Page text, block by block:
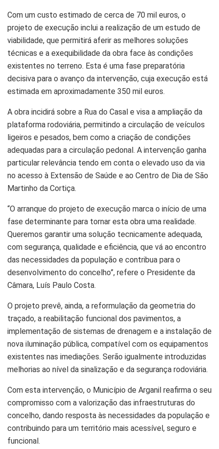
Com um custo estimado de cerca de 70 mil euros, o
projeto de execução inclui a realização de um estudo de
viabilidade, que permitirá aferir as melhores soluções
técnicas e a exequibilidade da obra face às condições
existentes no terreno. Esta é uma fase preparatória
decisiva para o avanço da intervenção, cuja execução está
estimada em aproximadamente 350 mil euros.
A obra incidirá sobre a Rua do Casal e visa a ampliação da
plataforma rodoviária, permitindo a circulação de veículos
ligeiros e pesados, bem como a criação de condições
adequadas para a circulação pedonal. A intervenção ganha
particular relevância tendo em conta o elevado uso da via
no acesso à Extensão de Saúde e ao Centro de Dia de São
Martinho da Cortiça.
“O arranque do projeto de execução marca o início de uma
fase determinante para tornar esta obra uma realidade.
Queremos garantir uma solução tecnicamente adequada,
com segurança, qualidade e eficiência, que vá ao encontro
das necessidades da população e contribua para o
desenvolvimento do concelho”, refere o Presidente da
Câmara, Luís Paulo Costa.
O projeto prevê, ainda, a reformulação da geometria do
traçado, a reabilitação funcional dos pavimentos, a
implementação de sistemas de drenagem e a instalação de
nova iluminação pública, compatível com os equipamentos
existentes nas imediações. Serão igualmente introduzidas
melhorias ao nível da sinalização e da segurança rodoviária.
Com esta intervenção, o Município de Arganil reafirma o seu
compromisso com a valorização das infraestruturas do
concelho, dando resposta às necessidades da população e
contribuindo para um território mais acessível, seguro e
funcional.